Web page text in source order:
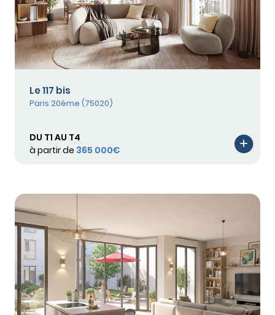
Le 117 bis
Paris 20ème (75020)
DU T1 AU T4
à partir de 365 000€